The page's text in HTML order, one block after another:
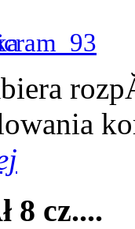
8 cz....